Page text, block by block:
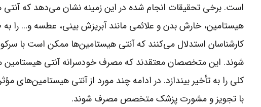
است. برخی تحقیقات انجام شده در این زمینه نشان می‌دهد که آنتی
هیستامین، خارش بدن و علائمی مانند آبریزش بینی، عطسه و… را
کارشناسان استدلال می‌کنند که آنتی هیستامین‌ها ممکن است با
شوند. این متخصصان معتقدند که مصرف خودسرانه آنتی هیستامین
کلی را به تأخیر بیندازد. در ادامه چند مورد از آنتی هیستامین‌های
با تجویز و مشورت پزشک متخصص مصرف شوند.